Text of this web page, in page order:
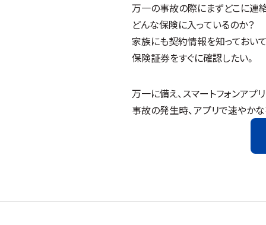
万一の事故の際にまずどこに連
どんな保険に入っているのか？
家族にも契約情報を知っておい
保険証券をすぐに確認したい。
万一に備え、スマートフォンアプ
事故の発生時、アプリで速やか